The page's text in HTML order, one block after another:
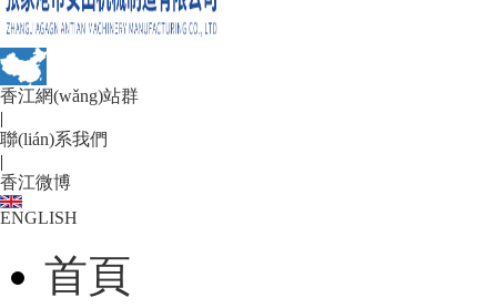
香江網(wǎng)站群
|
聯(lián)系我們
|
香江微博
ENGLISH
首頁